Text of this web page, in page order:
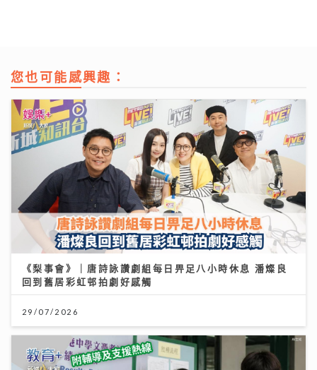
您也可能感興趣：
《梨事會》｜唐詩詠讚劇組每日畀足八小時休息 潘燦良
回到舊居彩虹邨拍劇好感觸
29/07/2026